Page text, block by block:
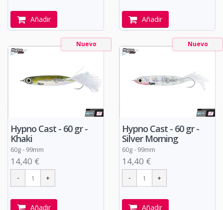
Añadir Añadir
Nuevo
Hypno Cast - 60 gr -
Khaki
60g - 99mm
14,40 €
Añadir
Nuevo
Hypno Cast - 60 gr -
Silver Morning
60g - 99mm
14,40 €
Añadir